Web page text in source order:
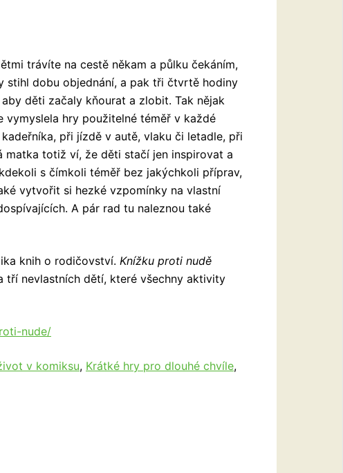
trávíte na cestě někam a půlku čekáním,
stihl dobu objednání, a pak tři čtvrtě hodiny
děti začaly kňourat a zlobit. Tak nějak
vymyslela hry použitelné téměř v každé
při jízdě v autě, vlaku či letadle, při
matka totiž ví, že děti stačí jen inspirovat a
s čímkoli téměř bez jakýchkoli příprav,
vytvořit si hezké vzpomínky na vlastní
A pár rad tu naleznou také
knih o rodičovství. Knížku proti nudě
tří nevlastních dětí, které všechny aktivity
nude/
v komiksu, Krátké hry pro dlouhé chvíle,